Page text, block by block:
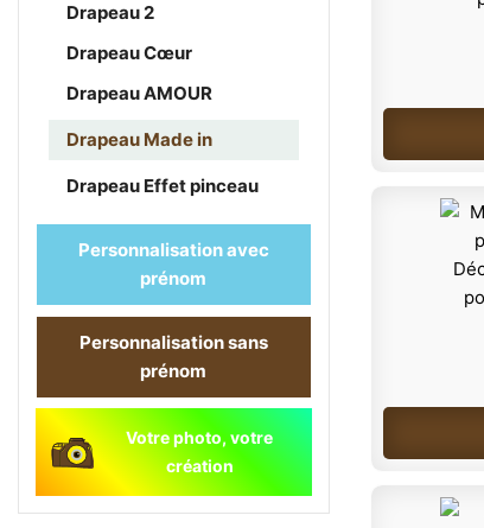
Drapeau 2
Drapeau Cœur
Drapeau AMOUR
Drapeau Made in
Drapeau Effet pinceau
Personnalisation avec
prénom
Personnalisation sans
prénom
Votre photo, votre
création